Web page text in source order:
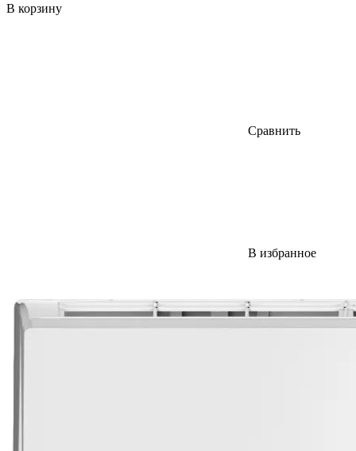
В корзину
Сравнить
В избранное